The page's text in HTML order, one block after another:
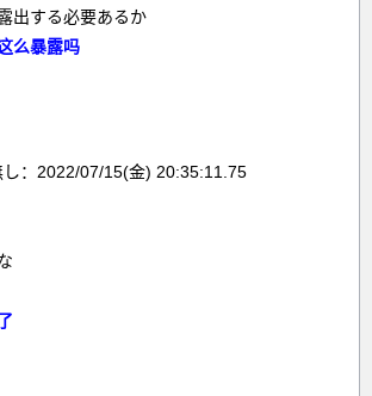
出する必要あるか
么暴露吗
：2022/07/15(金) 20:35:11.75